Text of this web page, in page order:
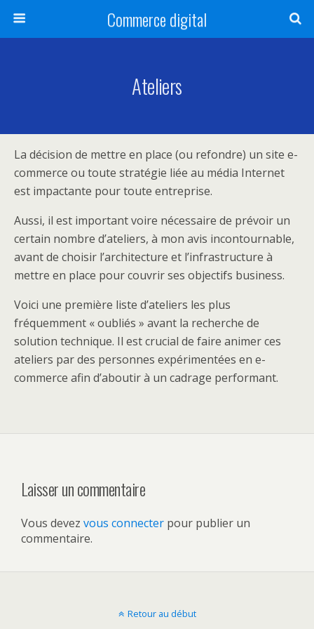
Commerce digital
Ateliers
La décision de mettre en place (ou refondre) un site e-
commerce ou toute stratégie liée au média Internet
est impactante pour toute entreprise.
Aussi, il est important voire nécessaire de prévoir un
certain nombre d’ateliers, à mon avis incontournable,
avant de choisir l’architecture et l’infrastructure à
mettre en place pour couvrir ses objectifs business.
Voici une première liste d’ateliers les plus
fréquemment « oubliés » avant la recherche de
solution technique. Il est crucial de faire animer ces
ateliers par des personnes expérimentées en e-
commerce afin d’aboutir à un cadrage performant.
Laisser un commentaire
Vous devez vous connecter pour publier un
commentaire.
Retour au début